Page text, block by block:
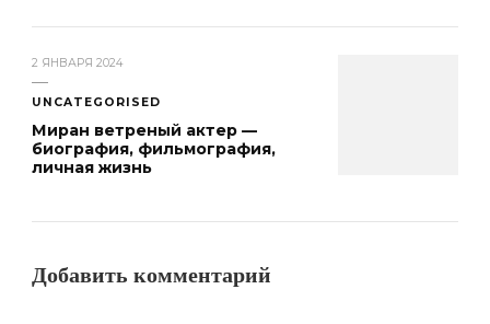
2 ЯНВАРЯ 2024
UNCATEGORISED
Миран ветреный актер —
биография, фильмография,
личная жизнь
Добавить комментарий